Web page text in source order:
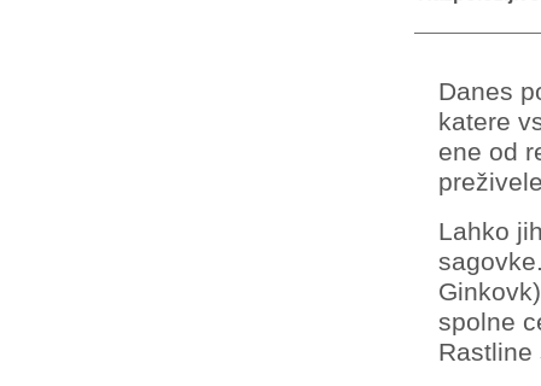
Danes
katere
ene od
Lahko
spolne
Rastline